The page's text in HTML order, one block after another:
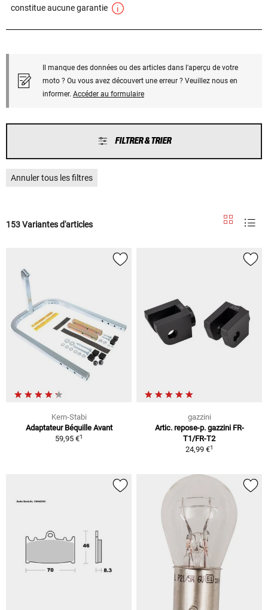
constitue aucune garantie
Il manque des données ou des articles dans l'aperçu de votre
moto ? Ou vous avez découvert une erreur ? Veuillez nous en
informer. Accéder au formulaire
FILTRER & TRIER
Annuler tous les filtres
153 Variantes d'articles
Kern-Stabi
Adaptateur Béquille Avant
59,95 €1
gazzini
Artic. repose-p. gazzini FR-
T1/FR-T2
24,99 €1